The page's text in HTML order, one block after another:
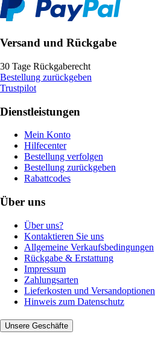
Versand und Rückgabe
30 Tage Rückgaberecht
Bestellung zurückgeben
Trustpilot
Dienstleistungen
Mein Konto
Hilfecenter
Bestellung verfolgen
Bestellung zurückgeben
Rabattcodes
Über uns
Über uns?
Kontaktieren Sie uns
Allgemeine Verkaufsbedingungen
Rückgabe & Erstattung
Impressum
Zahlungsarten
Lieferkosten und Versandoptionen
Hinweis zum Datenschutz
Unsere Geschäfte